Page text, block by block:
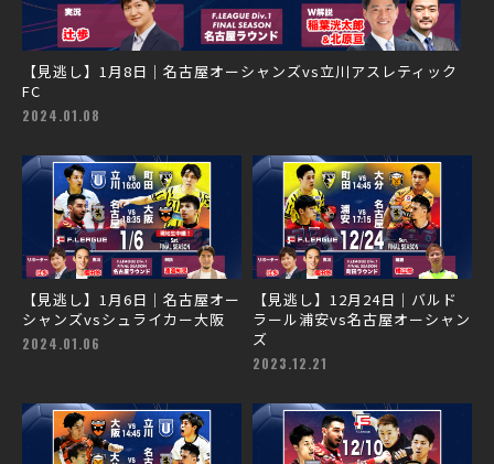
【見逃し】1月8日｜名古屋オーシャンズvs立川アスレティック
FC
2024.01.08
【見逃し】1月6日｜名古屋オー
シャンズvsシュライカー大阪
2024.01.06
【見逃し】12月24日｜バルド
ラール浦安vs名古屋オーシャン
ズ
2023.12.21